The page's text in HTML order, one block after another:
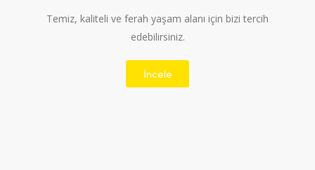
Temiz, kaliteli ve ferah yaşam alanı için bizi tercih
edebilirsiniz.
İncele